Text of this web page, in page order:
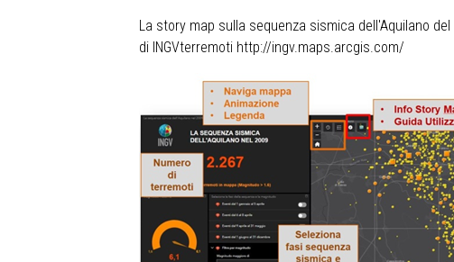
La story map sulla sequenza sismica dell'Aquilano
di INGVterremoti http://ingv.maps.arcgis.com/